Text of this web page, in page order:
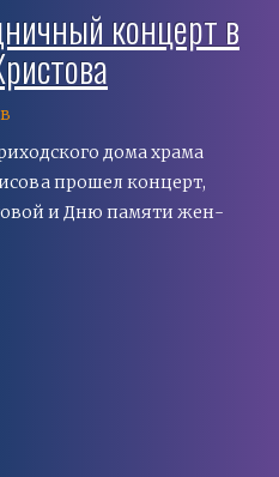
концерт в
дома храма
прошел концерт,
и Дню памяти жен-